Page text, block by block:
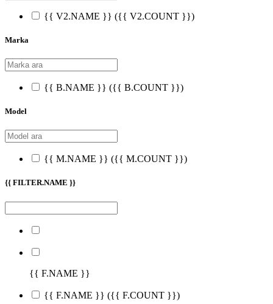
{{ V2.NAME }} ({{ V2.COUNT }})
Marka
{{ B.NAME }} ({{ B.COUNT }})
Model
{{ M.NAME }} ({{ M.COUNT }})
{{ FILTER.NAME }}
{{ F.NAME }}
{{ F.NAME }} ({{ F.COUNT }})